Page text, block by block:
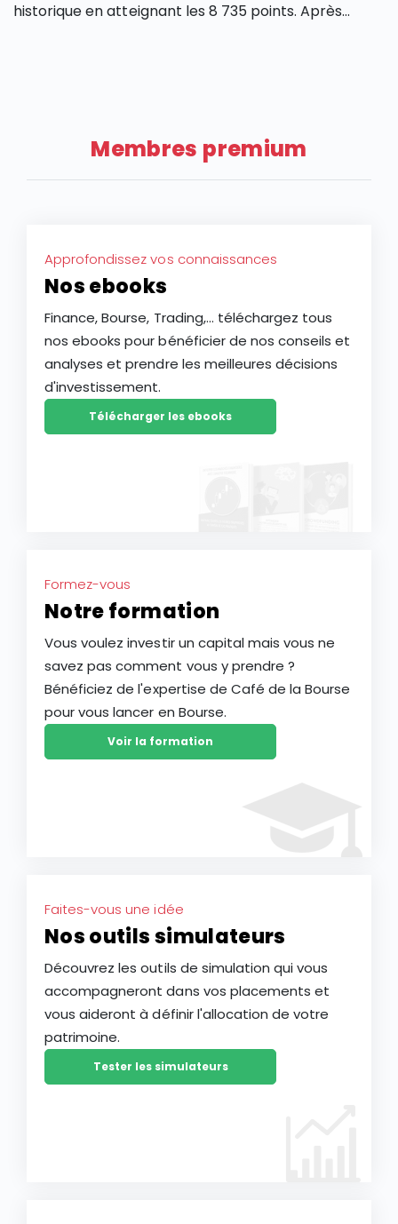
historique en atteignant les 8 735 points. Après
parisien ? Et surtout, cette hausse du CAC 40 peut-
Membres premium
Approfondissez vos connaissances
Nos ebooks
Finance, Bourse, Trading,... téléchargez tous
nos ebooks pour bénéficier de nos conseils et
analyses et prendre les meilleures décisions
d'investissement.
Télécharger les ebooks
Formez-vous
Notre formation
Vous voulez investir un capital mais vous ne
savez pas comment vous y prendre ?
Bénéficiez de l'expertise de Café de la Bourse
pour vous lancer en Bourse.
Voir la formation
Faites-vous une idée
Nos outils simulateurs
Découvrez les outils de simulation qui vous
accompagneront dans vos placements et
vous aideront à définir l'allocation de votre
patrimoine.
Tester les simulateurs